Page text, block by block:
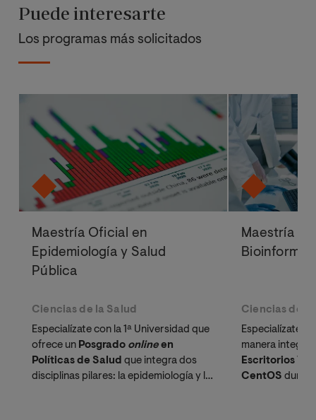
Puede interesarte
Los programas más solicitados
Maestría Oficial en
Epidemiología y Salud
Pública
Ciencias de la Salud
Especialízate con la 1ª Universidad que
ofrece un Posgrado online en
Políticas de Salud que integra dos
disciplinas pilares: la epidemiología y la
Maestría
Ciencias de
Especialízate
manera
Escritorios
CentOS